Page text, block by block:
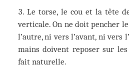
Le torse, le cou et la tête
verticale. On ne doit pencher
l’autre, ni vers l’avant, ni vers
mains doivent reposer sur
fait naturelle.